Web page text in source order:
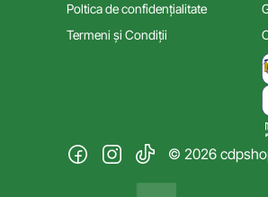
Poltica de confidențialitate
Termeni și Condiții
© 2026